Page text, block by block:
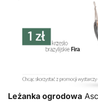
Leżanka ogrodowa